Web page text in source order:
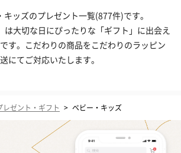
ッズのプレゼント一覧(877件)です。
は大切な日にぴったりな「ギフト」に出会え
す。こだわりの商品をこだわりのラッピン
にてご対応いたします。
レゼント・ギフト > ベビー・キッズ